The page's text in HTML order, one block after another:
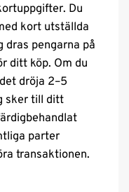
Du
kort utställda
dras pengarna på
ditt köp. Om du
dröja 2–5
sker till ditt
parter
transaktionen.